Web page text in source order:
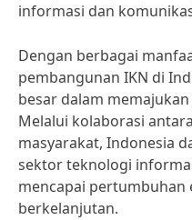
informasi dan
Dengan berbagai
pembangunan IKN di
besar dalam
Melalui kolaborasi
masyarakat, Indonesia
sektor teknologi
mencapai pertumbuhan
berkelanjutan.